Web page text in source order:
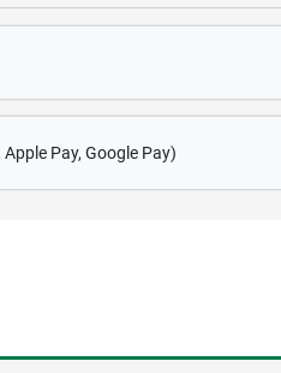
, Apple Pay, Google Pay)